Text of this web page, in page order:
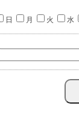
日 月 火 水